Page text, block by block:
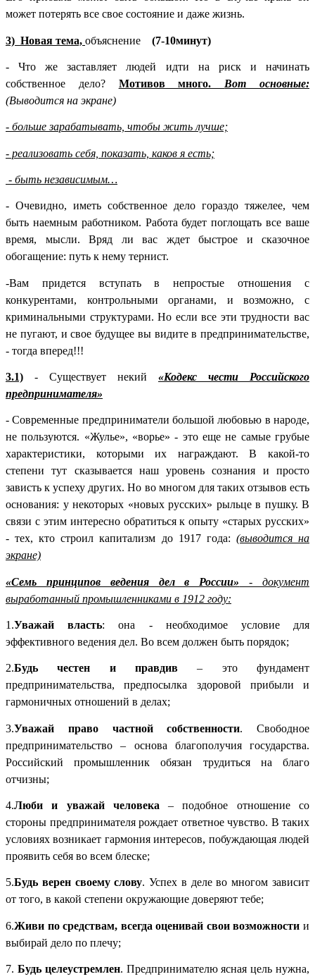
может потерять все свое состояние и даже жизнь.
3) Новая тема, объяснение (7-10минут)
- Что же заставляет людей идти на риск и начинать
собственное дело? Мотивов много. Вот основные:
(Выводится на экране)
- больше зарабатывать, чтобы жить лучше;
- реализовать себя, показать, каков я есть;
- быть независимым…
- Очевидно, иметь собственное дело гораздо тяжелее, чем
быть наемным работником. Работа будет поглощать все ваше
время, мысли. Вряд ли вас ждет быстрое и сказочное
обогащение: путь к нему тернист.
-Вам придется вступать в непростые отношения с
конкурентами, контрольными органами, и возможно, с
криминальными структурами. Но если все эти трудности вас
не пугают, и свое будущее вы видите в предпринимательстве,
- тогда вперед!!!
3.1) - Существует некий «Кодекс чести Российского
предпринимателя»
- Современные предприниматели большой любовью в народе,
не пользуются. «Жулье», «ворье» - это еще не самые грубые
характеристики, которыми их награждают. В какой-то
степени тут сказывается наш уровень сознания и просто
зависть к успеху других. Но во многом для таких отзывов есть
основания: у некоторых «новых русских» рыльце в пушку. В
связи с этим интересно обратиться к опыту «старых русских»
- тех, кто строил капитализм до 1917 года: (выводится на
экране)
«Семь принципов ведения дел в России» - документ
выработанный промышленниками в 1912 году:
1.Уважай власть: она - необходимое условие для
эффективного ведения дел. Во всем должен быть порядок;
2.Будь честен и правдив – это фундамент
предпринимательства, предпосылка здоровой прибыли и
гармоничных отношений в делах;
3.Уважай право частной собственности. Свободное
предпринимательство – основа благополучия государства.
Российский промышленник обязан трудиться на благо
отчизны;
4.Люби и уважай человека – подобное отношение со
стороны предпринимателя рождает ответное чувство. В таких
условиях возникает гармония интересов, побуждающая людей
проявить себя во всем блеске;
5.Будь верен своему слову. Успех в деле во многом зависит
от того, в какой степени окружающие доверяют тебе;
6.Живи по средствам, всегда оценивай свои возможности и
выбирай дело по плечу;
7. Будь целеустремлен. Предпринимателю ясная цель нужна,